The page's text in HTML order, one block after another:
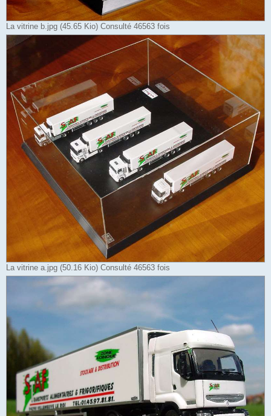
La vitrine b.jpg (45.65 Kio) Consulté 46563 fois
La vitrine a.jpg (50.16 Kio) Consulté 46563 fois